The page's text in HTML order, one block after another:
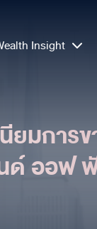
Insight
ยมการ
ออฟ